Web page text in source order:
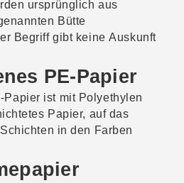
Bewegtbild verwendet. Zum
sowohl auf Filmmaterial
analog abgespielte Bilder
oder abgespieltes
ursprünglich aus
Bütte
Begriff gibt keine Auskunft
Heutzutage kann
maschinell geschöpft
PE-Papier
Papier ist mit Polyethylen
Papier, auf das
in den Farben